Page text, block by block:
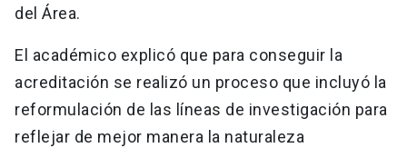
del Área.
El académico explicó que para conseguir la
acreditación se realizó un proceso que incluyó la
reformulación de las líneas de investigación para
reflejar de mejor manera la naturaleza